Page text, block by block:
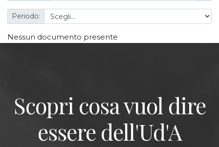
Periodo:
Nessun documento presente
Scopri cosa vuol dire
essere dell'Ud'A